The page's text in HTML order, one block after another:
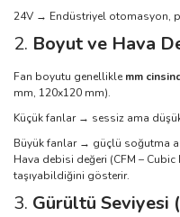
24V → Endüstriyel otomasyon,
2. Boyut ve Hava
Fan boyutu genellikle mm
mm, 120x120 mm).
Küçük fanlar → sessiz ama düşük
Büyük fanlar → güçlü soğutma
Hava debisi değeri (CFM – Cubic
taşıyabildiğini gösterir.
3. Gürültü Seviyesi